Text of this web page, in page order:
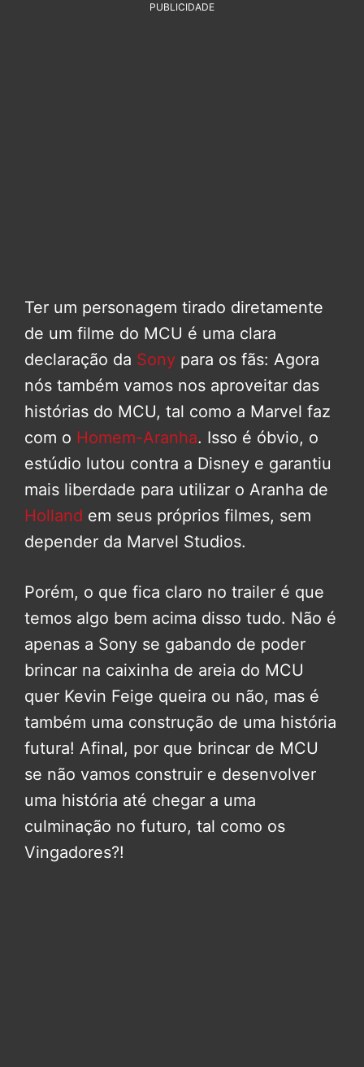
PUBLICIDADE
Ter um personagem tirado diretamente
de um filme do MCU é uma clara
declaração da Sony para os fãs: Agora
nós também vamos nos aproveitar das
histórias do MCU, tal como a Marvel faz
com o Homem-Aranha. Isso é óbvio, o
estúdio lutou contra a Disney e garantiu
mais liberdade para utilizar o Aranha de
Holland em seus próprios filmes, sem
depender da Marvel Studios.
Porém, o que fica claro no trailer é que
temos algo bem acima disso tudo. Não é
apenas a Sony se gabando de poder
brincar na caixinha de areia do MCU
quer Kevin Feige queira ou não, mas é
também uma construção de uma história
futura! Afinal, por que brincar de MCU
se não vamos construir e desenvolver
uma história até chegar a uma
culminação no futuro, tal como os
Vingadores?!